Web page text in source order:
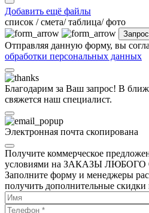
Добавить ещё файлы
cписок / смета/ таблица/ фото
Отправляя данную форму, вы
обработки персональных данных
Благодарим за Ваш запрос! В
свяжется наш специалист.
Электронная почта скопирована
Получите коммерческое
условиями на ЗАКАЗЫ
Заполните форму и менеджеры
получить дополнительные